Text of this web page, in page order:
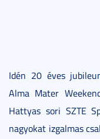
Idén 20 éves
Alma Mater
Hattyas sori SZTE
nagyokat izgalmas